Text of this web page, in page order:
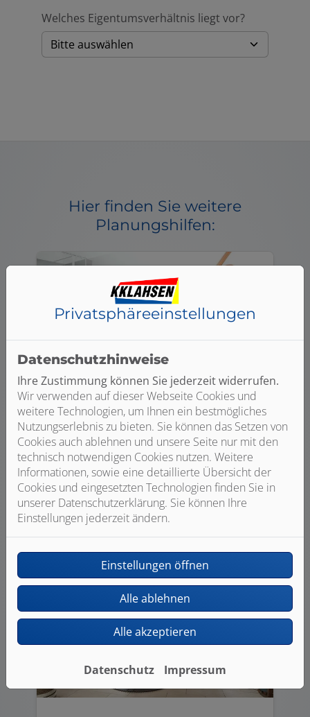
Welches Eigentumsverhältnis liegt vor?
Hier finden Sie weitere
Planungshilfen:
3D-Badplaner
Mit dem 3D-Badplaner haben Sie die
Möglichkeit Ihr Bad direkt auf unserer
Webseite zu planen.
jetzt planen
Privatsphäre­einstellungen
Datenschutzhinweise
Ihre Zustimmung können Sie jederzeit widerrufen.
Wir verwenden auf dieser Webseite Cookies und
weitere Technologien, um Ihnen ein bestmögliches
Nutzungserlebnis zu bieten. Sie können das Setzen von
Cookies auch ablehnen und unsere Seite nur mit den
technisch notwendigen Cookies nutzen. Weitere
Informationen, sowie eine detaillierte Übersicht der
Cookies und eingesetzten Technologien finden Sie in
unserer Datenschutzerklärung. Sie können Ihre
Einstellungen jederzeit ändern.
Einstellungen öffnen
Alle ablehnen
Alle akzeptieren
Datenschutz Impressum